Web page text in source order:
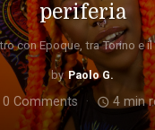
periferia
con Epoque, tra Torino e il
Paolo G.
0 Comments access_time 4 min